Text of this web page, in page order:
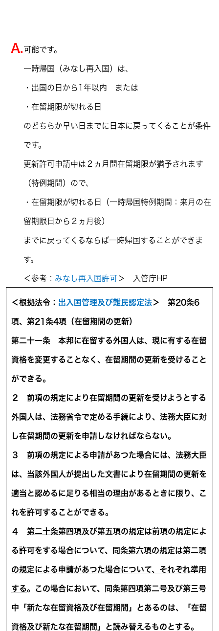
A.可能です。
一時帰国（みなし再入国）は、
・出国の日から1年以内 または
・在留期限が切れる日
のどちらか早い日までに日本に戻ってくることが条件
です。
更新許可申請中は２ヵ月間在留期限が猶予されます
（特例期間）ので、
・在留期限が切れる日（一時帰国特例期間：来月の在
留期限日から２ヵ月後）
までに戻ってくるならば一時帰国することができま
す。
＜参考： みなし再入国許可 ＞ 入管庁HP
＜根拠法令： 出入国管理及び難民認定法＞ 第20条6
項、第21条4項 （在留期間の更新）
第二十一条 本邦に在留する外国人は、現に有する在留
資格を変更することなく、在留期間の更新を受けること
ができる。
２ 前項の規定により在留期間の更新を受けようとする
外国人は、法務省令で定める手続により、法務大臣に対
し在留期間の更新を申請しなければならない。
３ 前項の規定による申請があつた場合には、法務大臣
は、当該外国人が提出した文書により在留期間の更新を
適当と認めるに足りる相当の理由があるときに限り、こ
れを許可することができる。
４ 第二十条第四項及び第五項の規定は前項の規定によ
る許可をする場合について、 同条第六項の規定は第二項
の規定による申請があつた場合について、それぞれ準用
する。この場合において、同条第四項第二号及び第三号
中「新たな在留資格及び在留期間」とあるのは、「在留
資格及び新たな在留期間」と読み替えるものとする。